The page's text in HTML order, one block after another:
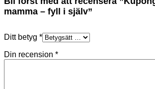
mamma – fyll i själv”
Ditt betyg *
Din recension *